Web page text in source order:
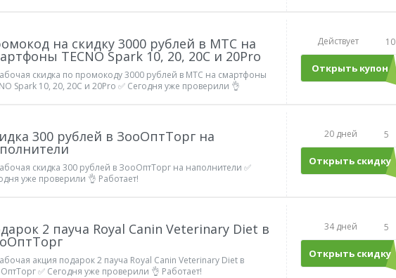
на скидку 3000 рублей в МТС на
TECNO Spark 10, 20, 20C и 20Pro
скидка по промокоду 3000 рублей в МТС на смартфоны
Spark 10, 20, 20C и 20Pro ✅ Сегодня уже проверили 👌
Действует 10
Открыть купон
MTS53
300 рублей в ЗооОптТорг на
скидка 300 рублей в ЗооОптТорг на наполнители ✅
уже проверили 👌 Работает!
20 дней 5
Открыть скидку
2 пауча Royal Canin Veterinary Diet в
акция подарок 2 пауча Royal Canin Veterinary Diet в
✅ Сегодня уже проверили 👌 Работает!
34 дней 5
Открыть скидку